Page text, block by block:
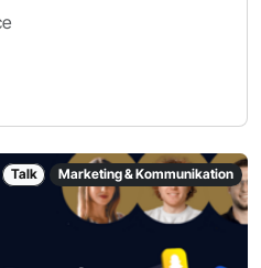
Talk Marketing & Kommunikation